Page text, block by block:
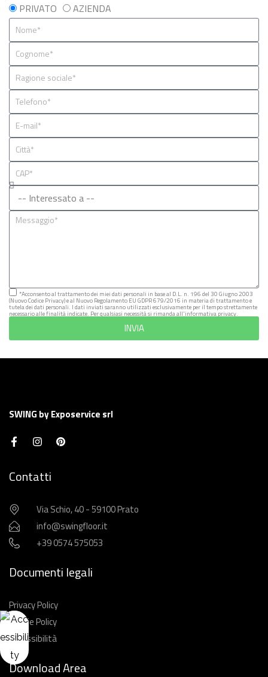
PRIVATO AZIENDA
*Acconsento al trattamento dei miei dati personali in base al D.L. n. 196 del 30 Giugno 2003
(Nuovo Codice Privacy) e al Nuovo Regolamento EU GDPR 679/2016 in materia di trattamento e
tutela dei dati personali. I dati inviati saranno utilizzati esclusivamente per il tempo strettamente
necessario alle finalità indicate. Per qualsiasi necessità si rimanda all'informativa privacy.
INVIA
SWING by Exposervice srl
Contatti
Via Schio, 40 - 59100 Prato
info@swingfloor.it
+39 0574 575053
Documenti legali
Privacy Policy
Cookie Policy
Accessibilità
Download Area